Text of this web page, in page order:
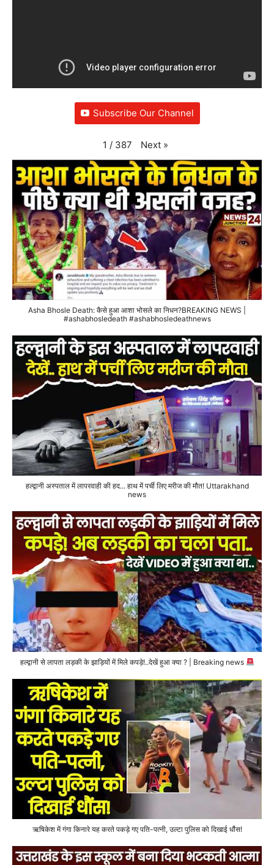
Subscribe Our Channel
1 / 387 Next »
Asha Bhosle Death: कैसे हुआ आशा भोसले का निधन?BREAKING NEWS |
#ashabhosledeath #ashabhosledeathnews
हल्द्वानी अस्पताल में लापरवाही की हद... हाथ में पर्ची लिए मरीज की मौत! Uttarakhand
news
हल्द्वानी से लापता लड़की के झाड़ियों में मिले कपड़े!..देखें हुआ क्या ? | Breaking news
ऋषिकेश में गंगा किनारे यह करते पकड़े गए पति-पत्नी, उल्टा पुलिस को दिखाई धौंस!